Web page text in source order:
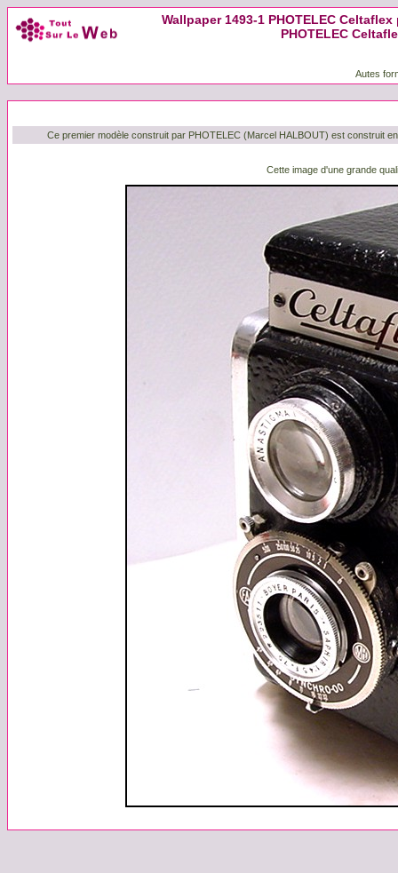
Wallpaper 1493-1 PHOTELEC
PHOTELEC
Autes
Ce premier modèle construit par PHOTELEC (Marcel HALBOUT) est construit
Cette image d'une grande